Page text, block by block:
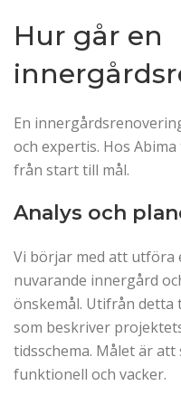
Hur går en
En
och expertis. Hos
från start till mål.
Analys och
Vi börjar med att utföra
nuvarande innergård
önskemål. Utifrån detta
som beskriver
tidsschema. Målet är
funktionell och vacker.